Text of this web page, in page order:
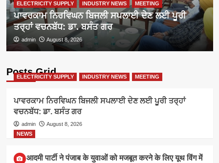
ELECTRICITY SUPPLY INDUSTRY NEWS MEETING
ਪਾਵਰਕਾਮ ਨਿਰਵਿਘਨ ਬਿਜਲੀ ਸਪਲਾਈ ਦੇਣ ਲਈ ਪੂਰੀ
ਤਰ੍ਹਾਂ ਵਚਨਬੱਧ: ਡਾ. ਬਸੰਤ ਗਰ
admin August 8, 2026
Posts Grid
ELECTRICITY SUPPLY INDUSTRY NEWS MEETING
ਪਾਵਰਕਾਮ ਨਿਰਵਿਘਨ ਬਿਜਲੀ ਸਪਲਾਈ ਦੇਣ ਲਈ ਪੂਰੀ ਤਰ੍ਹਾਂ
ਵਚਨਬੱਧ: ਡਾ. ਬਸੰਤ ਗਰ
admin
August 8, 2026
NEWS
आम आदमी पार्टी ने पंजाब के युवाओं को मजबूत करने के लिए यूथ विंग में